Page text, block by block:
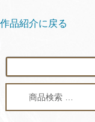
作品紹介に戻る